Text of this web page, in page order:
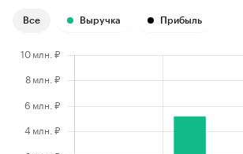
Все Выручка Прибыль